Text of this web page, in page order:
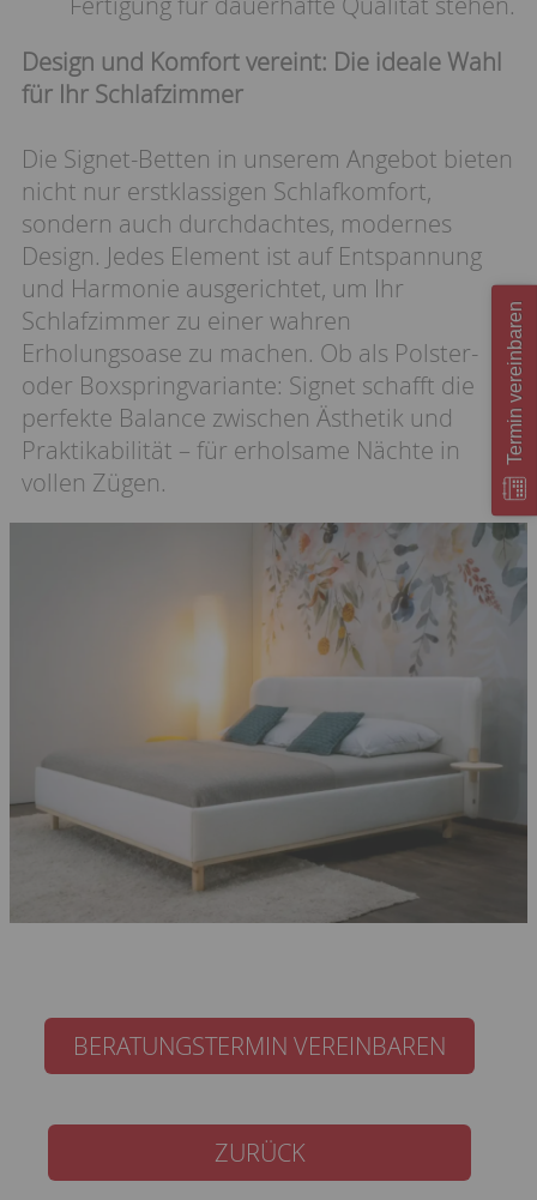
Design und Komfort vereint: Die ideale Wahl
für Ihr Schlafzimmer
Die Signet-Betten in unserem Angebot bieten
nicht nur erstklassigen Schlafkomfort,
sondern auch durchdachtes, modernes
Design. Jedes Element ist auf Entspannung
und Harmonie ausgerichtet, um Ihr
Schlafzimmer zu einer wahren
Erholungsoase zu machen. Ob als Polster-
oder Boxspringvariante: Signet schafft die
perfekte Balance zwischen Ästhetik und
Praktikabilität – für erholsame Nächte in
vollen Zügen.
BERATUNGSTERMIN VEREINBAREN
ZURÜCK
Termin vereinbaren